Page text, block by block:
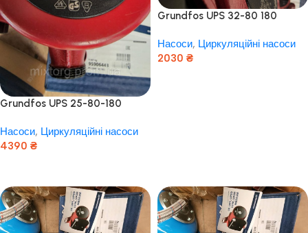
Grundfos UPS 25-80-180
Насоси, Циркуляційні насоси
4390 ₴
Grundfos UPS 32-80 180
Насоси, Циркуляційні насоси
2030 ₴